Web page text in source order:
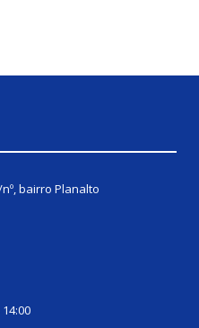
bairro Planalto